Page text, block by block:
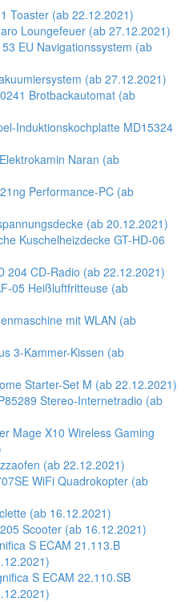
Toaster (ab 22.12.2021)
Loungefeuer (ab 27.12.2021)
EU Navigationssystem (ab
(ab 27.12.2021)
Brotbackautomat (ab
Induktionskochplatte MD15324
Naran (ab
Performance-PC (ab
(ab 20.12.2021)
Kuschelheizdecke GT-HD-06
204 CD-Radio (ab 22.12.2021)
05 Heißluftfritteuse (ab
mit WLAN (ab
3-Kammer-Kissen (ab
Starter-Set M (ab 22.12.2021)
Stereo-Internetradio (ab
Mage X10 Wireless Gaming
(ab 22.12.2021)
WiFi Quadrokopter (ab
(ab 16.12.2021)
Scooter (ab 16.12.2021)
S ECAM 21.113.B
S ECAM 22.110.SB